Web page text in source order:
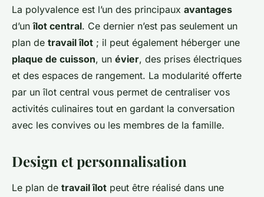
La polyvalence est l’un des principaux avantages
d’unîlot central. Ce dernier n’est pas seulement un
plan de travail îlot ; il peut également héberger une
plaque de cuisson, un évier, des prises électriques
et des espaces de rangement. La modularité offerte
par un îlot central vous permet de centraliser vos
activités culinaires tout en gardant la conversation
avec les convives ou les membres de la famille.
Design et personnalisation
Le plan de travail îlot peut être réalisé dans une